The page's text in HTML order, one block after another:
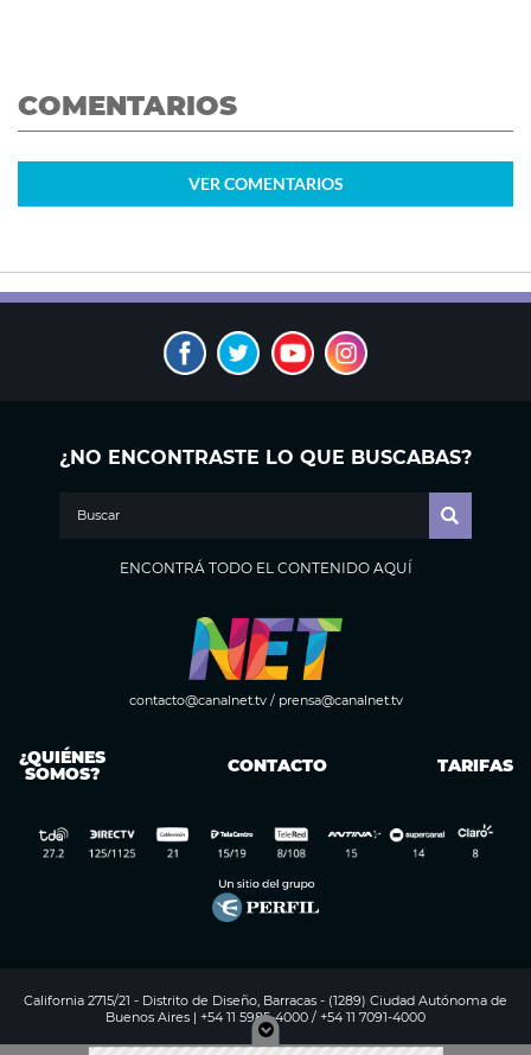
COMENTARIOS
VER COMENTARIOS
¿NO ENCONTRASTE LO QUE BUSCABAS?
ENCONTRÁ TODO EL CONTENIDO AQUÍ
contacto@canalnet.tv/ prensa@canalnet.tv
¿QUIÉNES
SOMOS? CONTACTO TARIFAS
California 2715/21 - Distrito de Diseño, Barracas - (1289) Ciudad Autónoma de
Buenos Aires | +54 11 5985-4000 / +54 11 7091-4000